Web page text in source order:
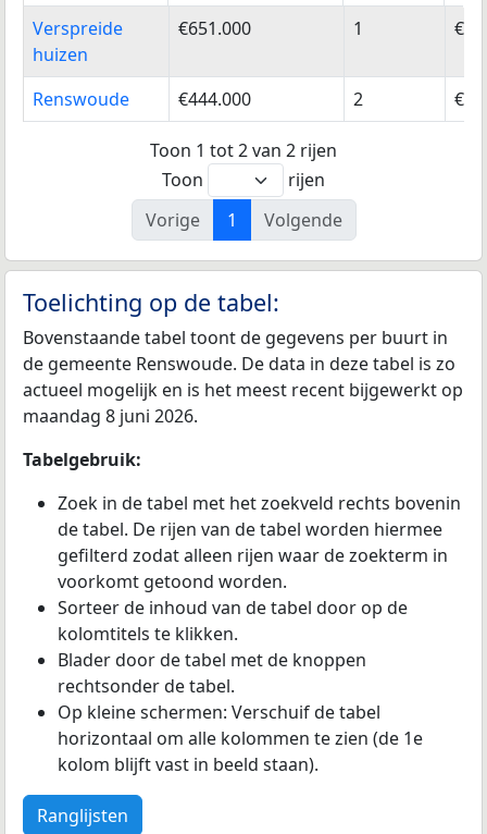
Buurtnaam
Woningwaarde
Positie
Verspreide
huizen
€651.000 1
Renswoude €444.000 2
Toon 1 tot 2 van 2 rijen
Toon
rijen
Vorige
1 Volgende
Toelichting op de tabel:
Bovenstaande tabel toont de gegevens per buurt in
de gemeente Renswoude. De data in deze tabel is zo
actueel mogelijk en is het meest recent bijgewerkt op
maandag 8 juni 2026.
Tabelgebruik:
Zoek in de tabel met het zoekveld rechts bovenin
de tabel. De rijen van de tabel worden hiermee
gefilterd zodat alleen rijen waar de zoekterm in
voorkomt getoond worden.
Sorteer de inhoud van de tabel door op de
kolomtitels te klikken.
Blader door de tabel met de knoppen
rechtsonder de tabel.
Op kleine schermen: Verschuif de tabel
horizontaal om alle kolommen te zien (de 1e
kolom blijft vast in beeld staan).
Ranglijsten